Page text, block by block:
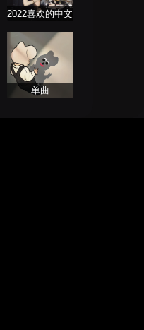
2022喜欢的中文
单曲